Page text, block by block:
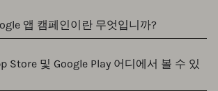
앱 캠페인이란 무엇입니까?
Store 및 Google Play 어디에서 볼 수 있